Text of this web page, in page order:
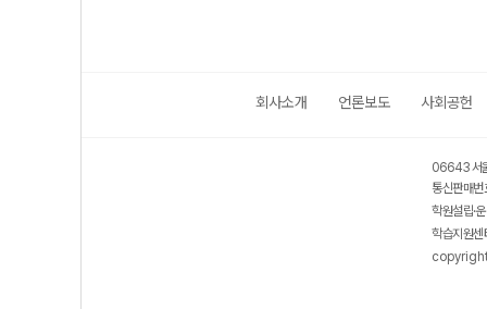
회사소개 언론보도 사회공헌
06643 서
통신판매
학원설립·
학습지원